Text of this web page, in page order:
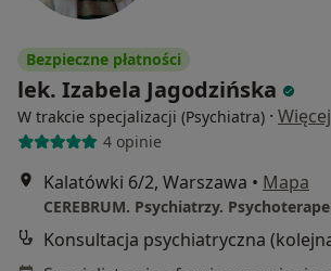
Bezpieczne płatności
lek. Izabela Jagodzińska
W trakcie specjalizacji (Psychiatra) · Więcej
4 opinie
Kalatówki 6/2, Warszawa • Mapa
CEREBRUM. Psychiatrzy.
Konsultacja psychiatryczna